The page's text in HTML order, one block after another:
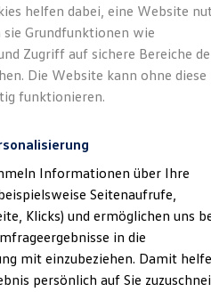
Leasing
Leasing
Schlussrate
Garantien
bei Volkswagen
Der
helfen dabei, eine Website
sie Grundfunktionen wie
Zugriff auf sichere Bereiche
Die Website kann ohne diese
funktionieren.
Informationen über Ihre
Seitenaufrufe,
Klicks) und ermöglichen uns
in die
mit einzubeziehen. Damit
persönlich auf Sie